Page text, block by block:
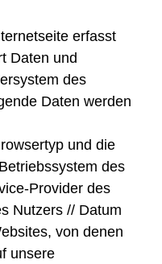
erfasst
Daten und
des
Daten werden
und die
des
Provider des
Nutzers // Datum
von denen
unsere